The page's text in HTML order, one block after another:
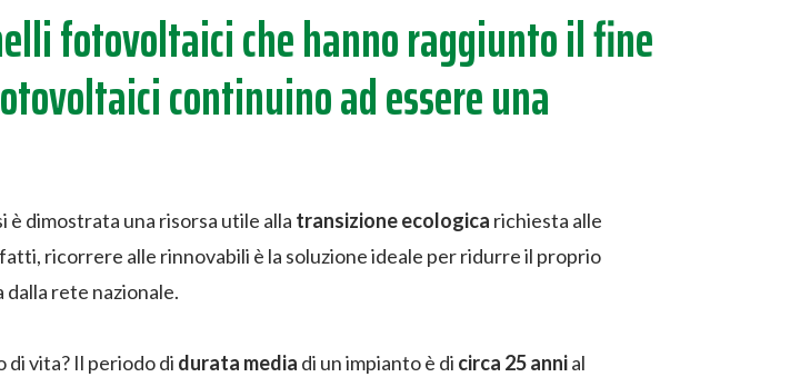
fotovoltaici che hanno raggiunto il fine
continuino ad essere una
è dimostrata una risorsa utile alla transizione ecologica richiesta alle
ricorrere alle rinnovabili è la soluzione ideale per ridurre il proprio
rete nazionale.
di vita? Il periodo di durata media di un impianto è di circa 25 annial